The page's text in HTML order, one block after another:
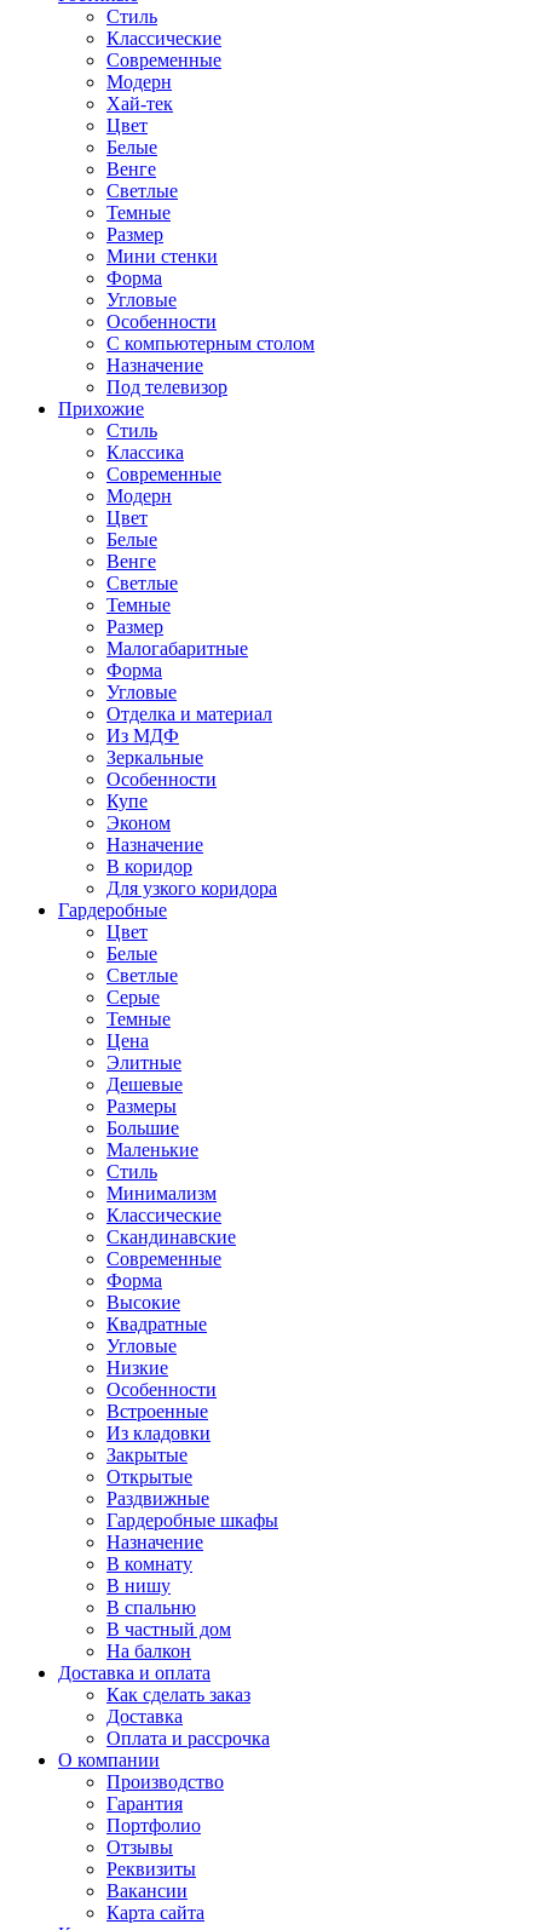
Стиль
Классические
Современные
Модерн
Хай-тек
Цвет
Белые
Венге
Светлые
Темные
Размер
Мини стенки
Форма
Угловые
Особенности
С компьютерным столом
Назначение
Под телевизор
Прихожие
Стиль
Классика
Современные
Модерн
Цвет
Белые
Венге
Светлые
Темные
Размер
Малогабаритные
Форма
Угловые
Отделка и материал
Из МДФ
Зеркальные
Особенности
Купе
Эконом
Назначение
В коридор
Для узкого коридора
Гардеробные
Цвет
Белые
Светлые
Серые
Темные
Цена
Элитные
Дешевые
Размеры
Большие
Маленькие
Стиль
Минимализм
Классические
Скандинавские
Современные
Форма
Высокие
Квадратные
Угловые
Низкие
Особенности
Встроенные
Из кладовки
Закрытые
Открытые
Раздвижные
Гардеробные шкафы
Назначение
В комнату
В нишу
В спальню
В частный дом
На балкон
Доставка и оплата
Как сделать заказ
Доставка
Оплата и рассрочка
О компании
Производство
Гарантия
Портфолио
Отзывы
Реквизиты
Вакансии
Карта сайта